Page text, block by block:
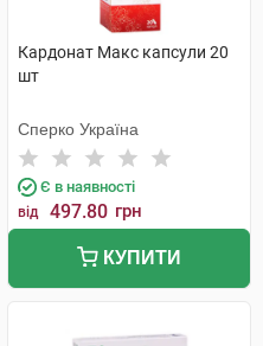
Кардонат Макс капсули 20
шт
Сперко Україна
Є в наявності
від 497.80 грн
КУПИТИ